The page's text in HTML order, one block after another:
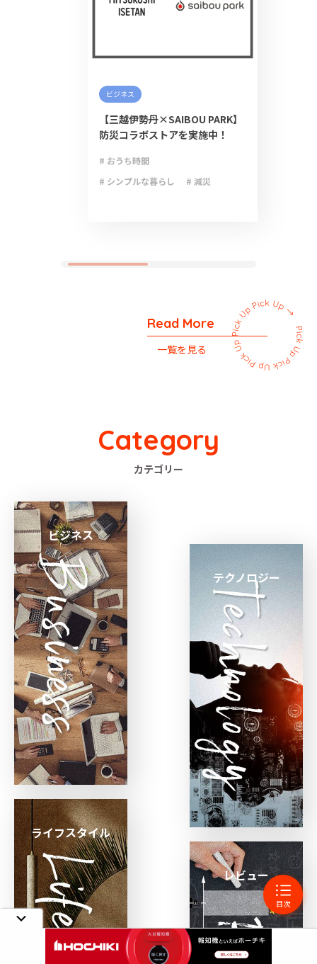
目次
ビジネス
【三越伊勢丹×SAIBOU PARK】
防災コラボストアを実施中！
# おうち時間
# シンプルな暮らし
# 減災
Read More
一覧を見る
Category
カテゴリー
ビジネス
テクノロジー
ライフスタイル
レビュー